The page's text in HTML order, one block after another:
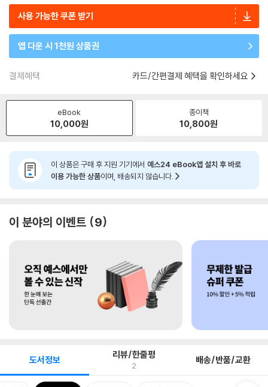
사용 가능한 쿠폰 받기
앱 다운 시 1천원 상품권
결제혜택 카드/간편결제 혜택을 확인하세요
eBook
10,000원
종이책
10,800원
이 상품은 구매 후 지원 기기에서 예스24 eBook앱 설치 후 바로
이용 가능한 상품이며, 배송되지 않습니다.
이 분야의 이벤트 9
도서정보 리뷰/한줄평
2 배송/반품/교환